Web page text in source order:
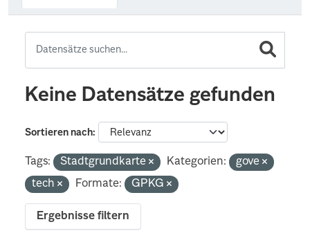
Keine Datensätze gefunden
Sortieren nach
Tags: Stadtgrundkarte Kategorien:
gove
tech
Formate: GPKG
Ergebnisse filtern